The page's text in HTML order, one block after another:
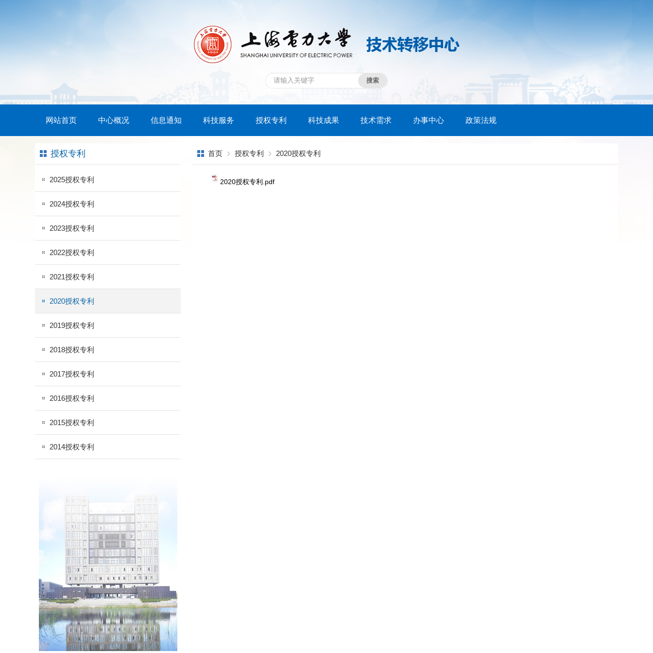
网站首页 中心概况 信息通知 科技服务 授权专利 科技成果 技术需求 办事中心 政策法规
授权专利
2025授权专利
2024授权专利
2023授权专利
2022授权专利
2021授权专利
2020授权专利
2019授权专利
2018授权专利
2017授权专利
2016授权专利
2015授权专利
2014授权专利
首页 授权专利 2020授权专利
2020授权专利.pdf